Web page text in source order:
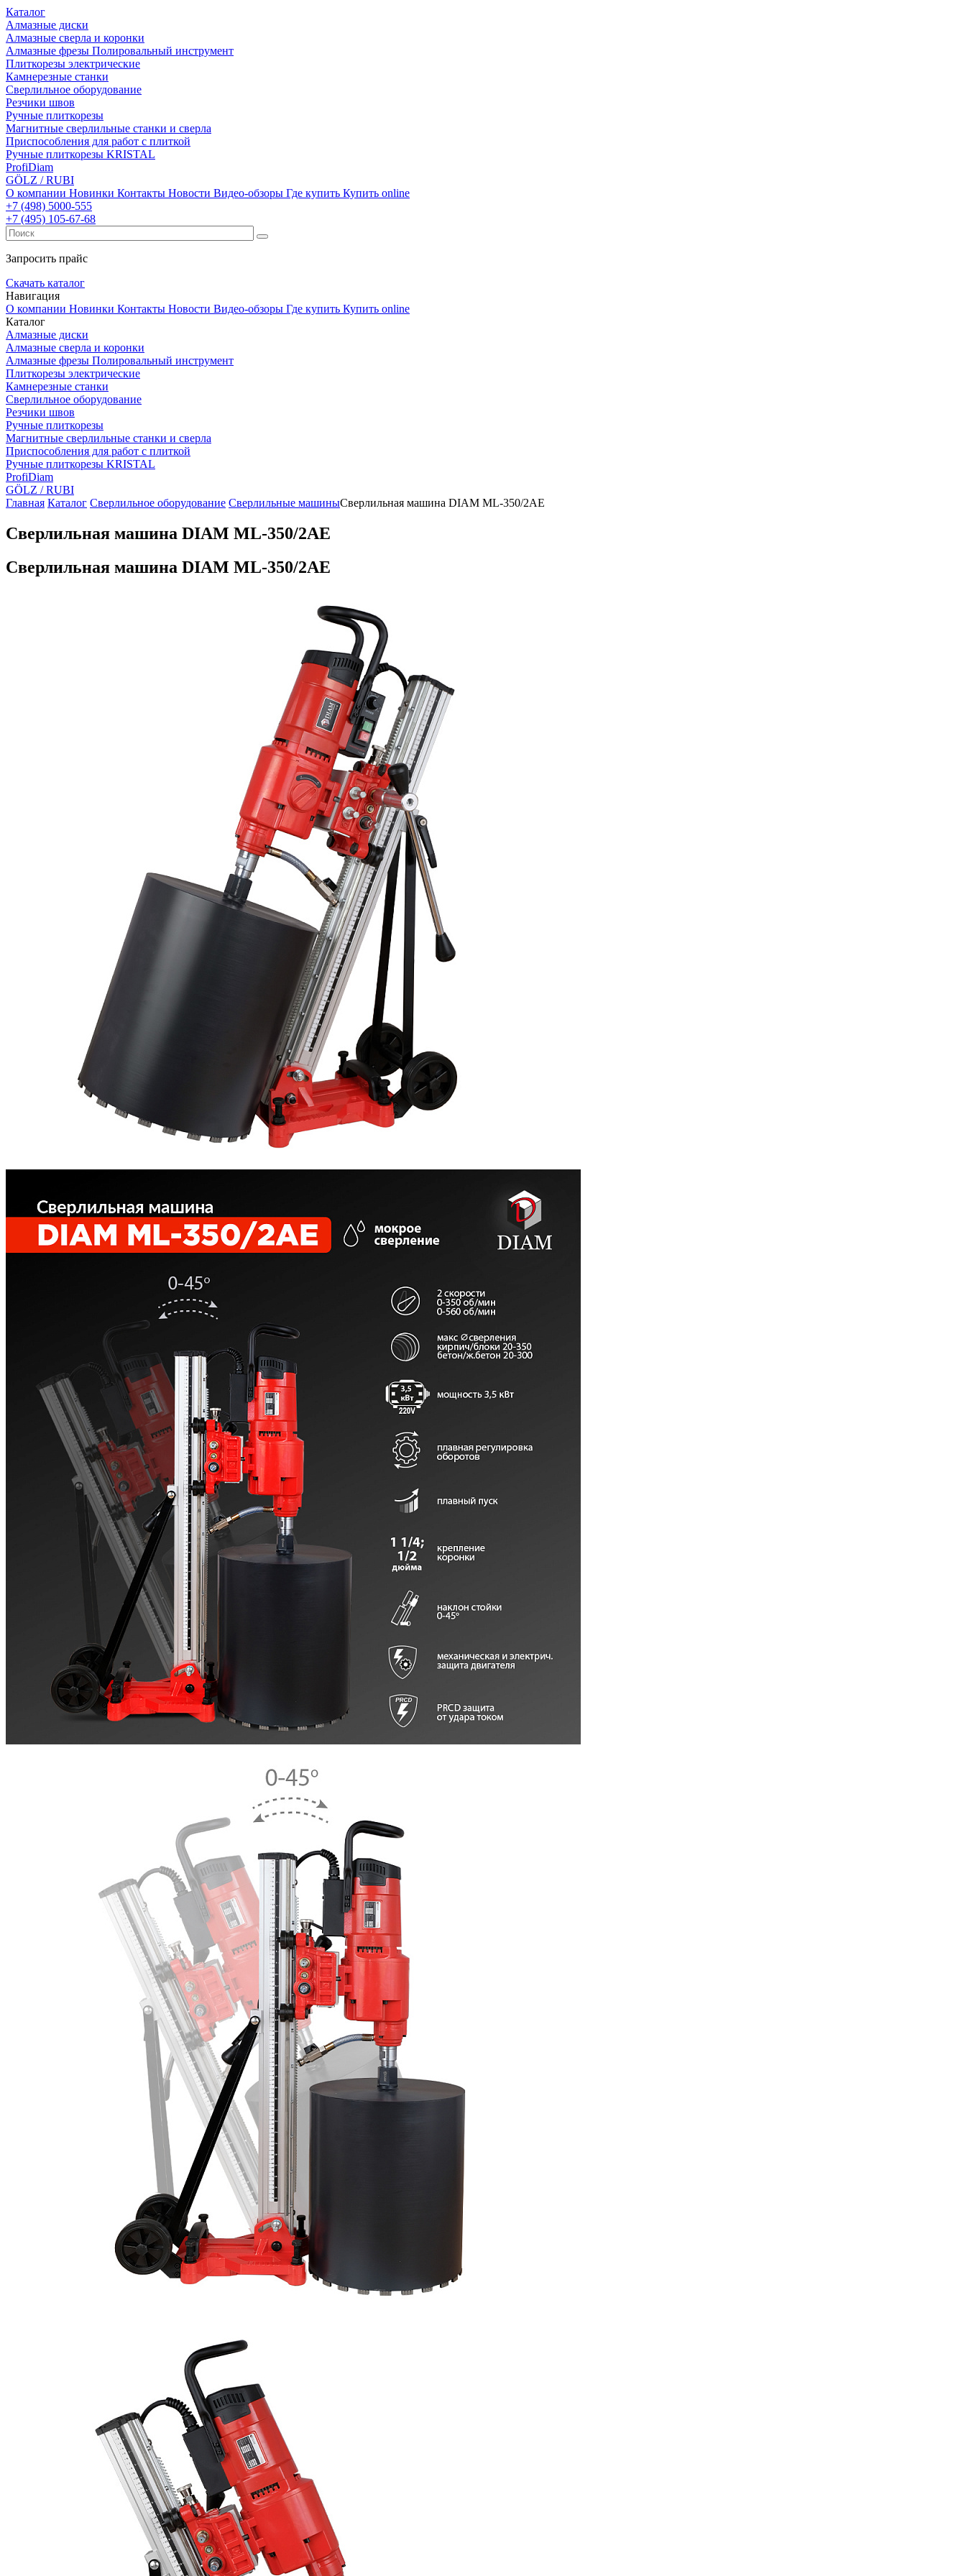
Каталог
Алмазные диски
Алмазные сверла и коронки
Алмазные фрезы Полировальный инструмент
Плиткорезы электрические
Камнерезные станки
Сверлильное оборудование
Резчики швов
Ручные плиткорезы
Магнитные сверлильные станки и сверла
Приспособления для работ с плиткой
Ручные плиткорезы KRISTAL
ProfiDiam
GÖLZ / RUBI
О компании Новинки Контакты Новости Видео-обзоры Где купить Купить online
+7 (498) 5000-555
+7 (495) 105-67-68
Запросить прайс
Скачать каталог
Навигация
О компании Новинки Контакты Новости Видео-обзоры Где купить Купить online
Каталог
Алмазные диски
Алмазные сверла и коронки
Алмазные фрезы Полировальный инструмент
Плиткорезы электрические
Камнерезные станки
Сверлильное оборудование
Резчики швов
Ручные плиткорезы
Магнитные сверлильные станки и сверла
Приспособления для работ с плиткой
Ручные плиткорезы KRISTAL
ProfiDiam
GÖLZ / RUBI
Главная Каталог Сверлильное оборудование Сверлильные машиныСверлильная машина DIAM ML-350/2AE
Сверлильная машина DIAM ML-350/2AE
Сверлильная машина DIAM ML-350/2AE